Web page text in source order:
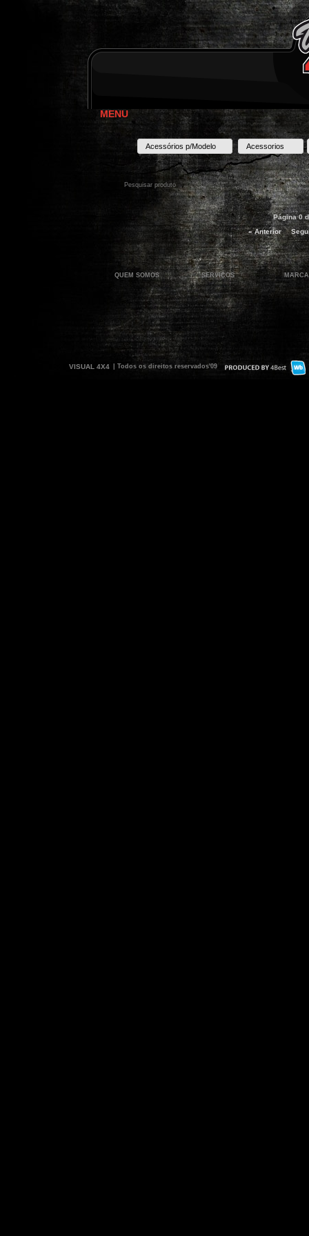
MENU
Acessórios p/Modelo Acessorios
Página 0
« Anterior
QUEM SOMOS SERVIÇOS
VISUAL 4X4 | Todos os direitos reservados'09